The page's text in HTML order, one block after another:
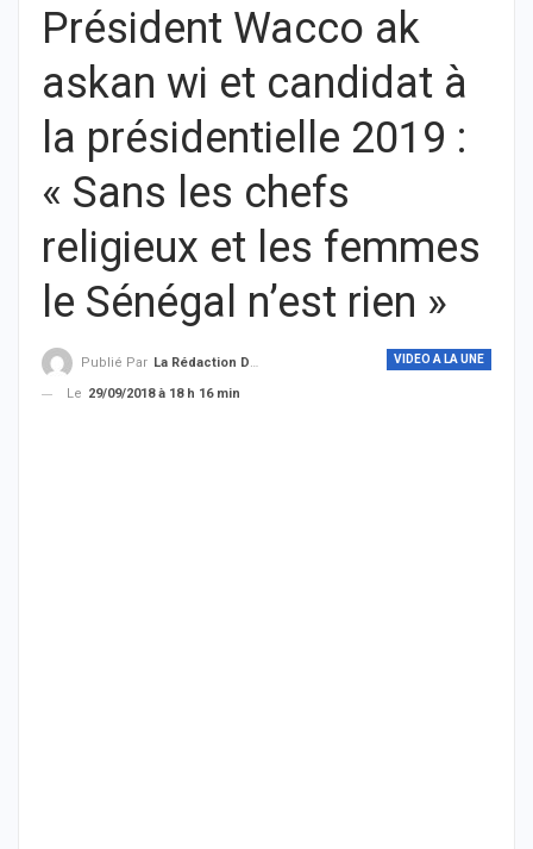
Président Wacco ak
askan wi et candidat à
la présidentielle 2019 :
« Sans les chefs
religieux et les femmes
le Sénégal n’est rien »
VIDEO A LA UNE
Publié Par La Rédaction De THIEYSENEGAL.com
Le 29/09/2018 à 18 h 16 min